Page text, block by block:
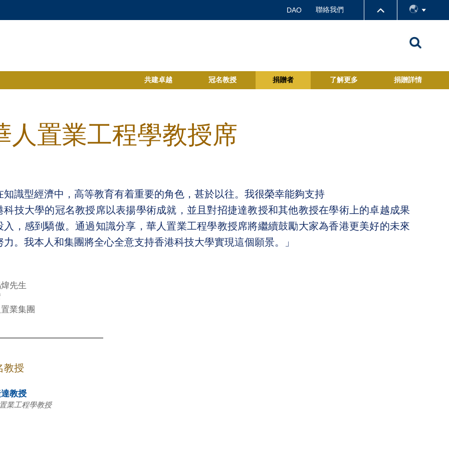
DAO 聯絡我們
共建卓越 冠名教授 捐贈者 了解更多 捐贈詳情
人置業工程學教授席
知識型經濟中，高等教育有着重要的角色，甚於以往。我很榮幸能夠支持
科技大學的冠名教授席以表揚學術成就，並且對招捷達教授和其他教授在學術上的卓越成果
入，感到驕傲。通過知識分享，華人置業工程學教授席將繼續鼓勵大家為香港更美好的未來
力。我本人和集團將全心全意支持香港科技大學實現這個願景。」
先生
業集團
教授
教授
業工程學教授